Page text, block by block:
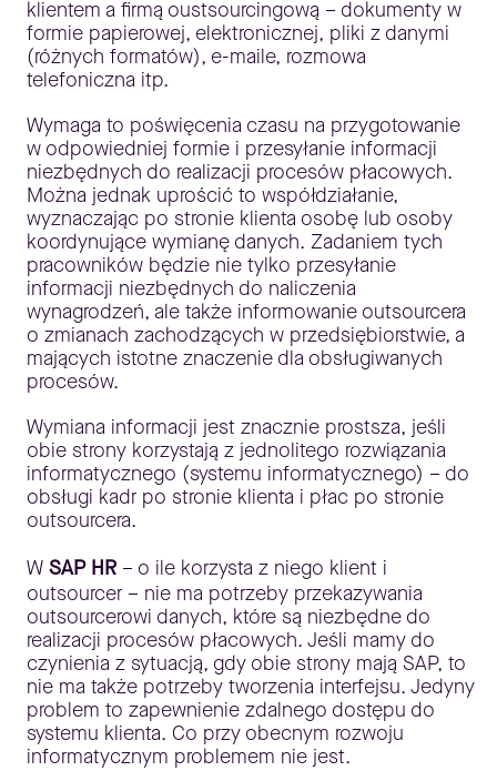
klientem a firmą oustsourcingową – dokumenty w
formie papierowej, elektronicznej, pliki z danymi
(różnych formatów), e-maile, rozmowa
telefoniczna itp.
Wymaga to poświęcenia czasu na przygotowanie
w odpowiedniej formie i przesyłanie informacji
niezbędnych do realizacji procesów płacowych.
Można jednak uprościć to współdziałanie,
wyznaczając po stronie klienta osobę lub osoby
koordynujące wymianę danych. Zadaniem tych
pracowników będzie nie tylko przesyłanie
informacji niezbędnych do naliczenia
wynagrodzeń, ale także informowanie outsourcera
o zmianach zachodzących w przedsiębiorstwie, a
mających istotne znaczenie dla obsługiwanych
procesów.
Wymiana informacji jest znacznie prostsza, jeśli
obie strony korzystają z jednolitego rozwiązania
informatycznego (systemu informatycznego) – do
obsługi kadr po stronie klienta i płac po stronie
outsourcera.
W SAP HR – o ile korzysta z niego klient i
outsourcer – nie ma potrzeby przekazywania
outsourcerowi danych, które są niezbędne do
realizacji procesów płacowych. Jeśli mamy do
czynienia z sytuacją, gdy obie strony mają SAP, to
nie ma także potrzeby tworzenia interfejsu. Jedyny
problem to zapewnienie zdalnego dostępu do
systemu klienta. Co przy obecnym rozwoju
informatycznym problemem nie jest.